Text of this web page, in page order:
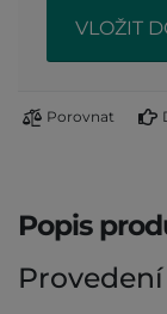
VLOŽIT
Porovnat
Popis
Provedení